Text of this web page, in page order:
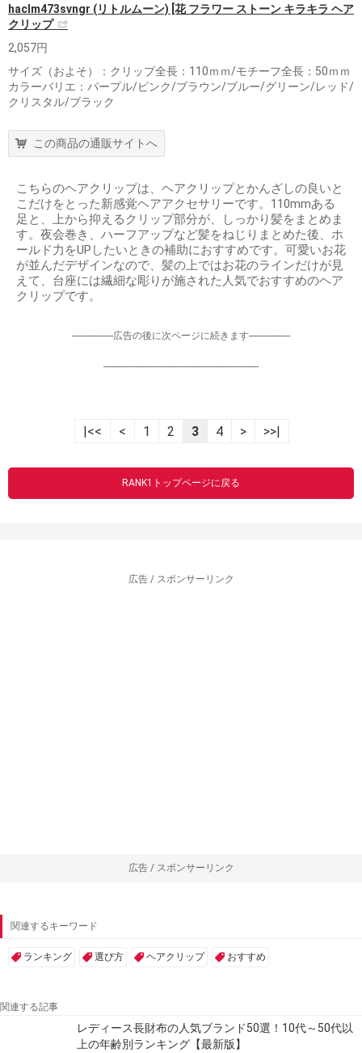
haclm473svngr (リトルムーン) [花 フラワー ストーン キラキラ ヘア
クリップ
2,057円
サイズ（およそ）：クリップ全長：110ｍｍ/モチーフ全長：50ｍｍ
カラーバリエ：パープル/ピンク/ブラウン/ブルー/グリーン/レッド/
クリスタル/ブラック
この商品の通販サイトへ
こちらのヘアクリップは、ヘアクリップとかんざしの良いと
こだけをとった新感覚ヘアアクセサリーです。110mmある
足と、上から抑えるクリップ部分が、しっかり髪をまとめま
す。夜会巻き、ハーフアップなど髪をねじりまとめた後、ホ
ールド力をUPしたいときの補助におすすめです。可愛いお花
が並んだデザインなので、髪の上ではお花のラインだけが見
えて、台座には繊細な彫りが施された人気でおすすめのヘア
クリップです。
-----------------広告の後に次ページに続きます-----------------
----------------------------------------------------------------
|<< < 1 2 3 4 > >>|
RANK1トップページに戻る
広告 / スポンサーリンク
広告 / スポンサーリンク
関連するキーワード
ランキング 選び方 ヘアクリップ おすすめ
関連する記事
レディース長財布の人気ブランド50選！10代～50代以
上の年齢別ランキング【最新版】